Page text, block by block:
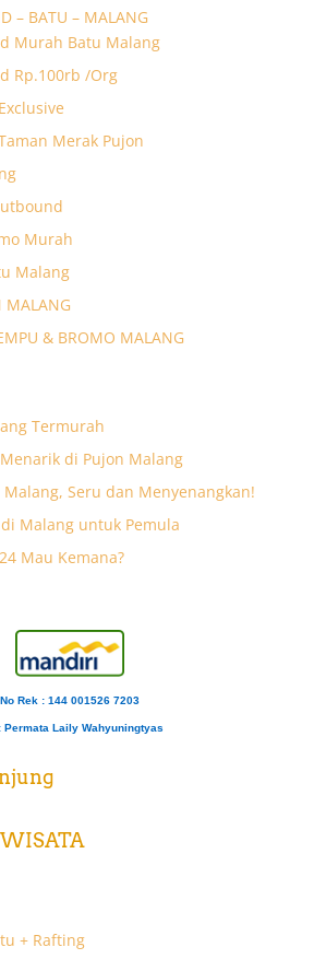
– BATU – MALANG
Murah Batu Malang
Rp.100rb /Org
Merak Pujon
Murah
Malang
MALANG
& BROMO MALANG
Termurah
di Pujon Malang
Seru dan Menyenangkan!
Malang untuk Pemula
Mau Kemana?
No Rek : 144 001526 7203
: Permata Laily Wahyuningtyas
+ Rafting